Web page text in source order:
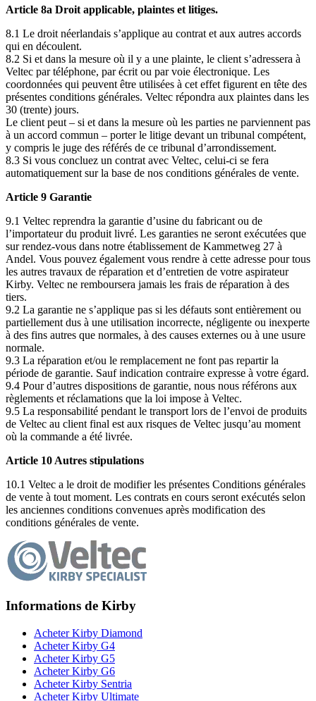
Article 8a Droit applicable, plaintes et litiges.
8.1 Le droit néerlandais s’applique au contrat et aux autres accords
qui en découlent.
8.2 Si et dans la mesure où il y a une plainte, le client s’adressera à
Veltec par téléphone, par écrit ou par voie électronique. Les
coordonnées qui peuvent être utilisées à cet effet figurent en tête des
présentes conditions générales. Veltec répondra aux plaintes dans les
30 (trente) jours.
Le client peut – si et dans la mesure où les parties ne parviennent pas
à un accord commun – porter le litige devant un tribunal compétent,
y compris le juge des référés de ce tribunal d’arrondissement.
8.3 Si vous concluez un contrat avec Veltec, celui-ci se fera
automatiquement sur la base de nos conditions générales de vente.
Article 9 Garantie
9.1 Veltec reprendra la garantie d’usine du fabricant ou de
l’importateur du produit livré. Les garanties ne seront exécutées que
sur rendez-vous dans notre établissement de Kammetweg 27 à
Andel. Vous pouvez également vous rendre à cette adresse pour tous
les autres travaux de réparation et d’entretien de votre aspirateur
Kirby. Veltec ne remboursera jamais les frais de réparation à des
tiers.
9.2 La garantie ne s’applique pas si les défauts sont entièrement ou
partiellement dus à une utilisation incorrecte, négligente ou inexperte
à des fins autres que normales, à des causes externes ou à une usure
normale.
9.3 La réparation et/ou le remplacement ne font pas repartir la
période de garantie. Sauf indication contraire expresse à votre égard.
9.4 Pour d’autres dispositions de garantie, nous nous référons aux
règlements et réclamations que la loi impose à Veltec.
9.5 La responsabilité pendant le transport lors de l’envoi de produits
de Veltec au client final est aux risques de Veltec jusqu’au moment
où la commande a été livrée.
Article 10 Autres stipulations
10.1 Veltec a le droit de modifier les présentes Conditions générales
de vente à tout moment. Les contrats en cours seront exécutés selon
les anciennes conditions convenues après modification des
conditions générales de vente.
Informations de Kirby
Acheter Kirby Diamond
Acheter Kirby G4
Acheter Kirby G5
Acheter Kirby G6
Acheter Kirby Sentria
Acheter Kirby Ultimate